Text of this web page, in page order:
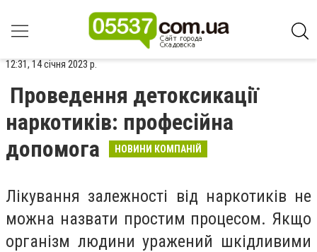
12:31, 14 січня 2023 р.
Проведення детоксикації
наркотиків: професійна
допомога
НОВИНИ КОМПАНІЙ
Лікування залежності від наркотиків не
можна назвати простим процесом. Якщо
організм людини уражений шкідливими